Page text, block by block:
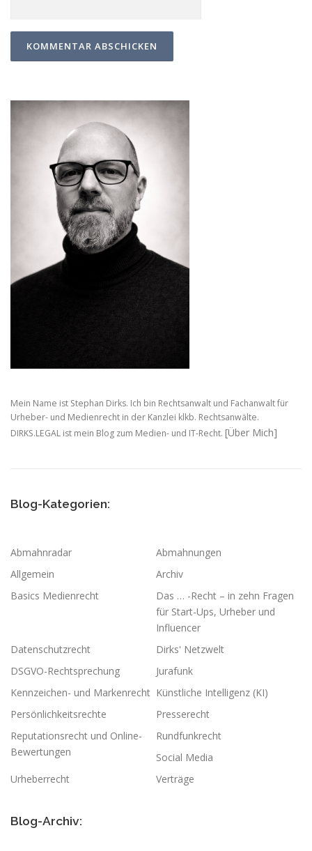
Mein Name ist Stephan Dirks. Ich bin Rechtsanwalt und Fachanwalt für
Urheber- und Medienrecht in der Kanzlei klkb. Rechtsanwälte.
DIRKS.LEGAL ist mein Blog zum Medien- und IT-Recht. [Über Mich]
Blog-Kategorien:
Abmahnradar
Abmahnungen
Allgemein
Archiv
Basics Medienrecht
Das … -Recht – in zehn Fragen
für Start-Ups, Urheber und
Influencer
Datenschutzrecht
Dirks' Netzwelt
DSGVO-Rechtsprechung
Jurafunk
Kennzeichen- und Markenrecht Künstliche Intelligenz (KI)
Persönlichkeitsrechte
Presserecht
Reputationsrecht und Online-
Bewertungen
Rundfunkrecht
Social Media
Urheberrecht
Verträge
Blog-Archiv: